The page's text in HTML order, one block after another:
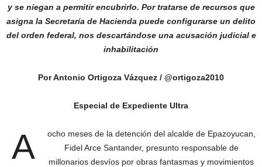
y se niegan a permitir encubrirlo. Por tratarse de recursos que
asigna la Secretaría de Hacienda puede configurarse un delito
del orden federal, nos descartándose una acusación judicial e
inhabilitación
Por Antonio Ortigoza Vázquez / @ortigoza2010
Especial de Expediente Ultra
A
ocho meses de la detención del alcalde de Epazoyucan,
Fidel Arce Santander, presunto responsable de
millonarios desvíos por obras fantasmas y movimientos